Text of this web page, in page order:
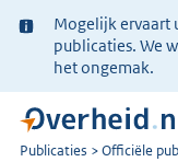
Ter
informatie:
Mogelijk ervaart
publicaties. We
het ongemak.
U
Publicaties Officiële